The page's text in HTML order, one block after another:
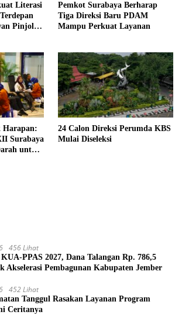
Literasi
Pinjol
Pemkot Surabaya Berharap
Tiga Direksi Baru PDAM
Mampu Perkuat Layanan
Harapan:
Surabaya
untuk
24 Calon Direksi Perumda KBS
Mulai Diseleksi
456 Lihat
PPAS 2027, Dana Talangan Rp. 786,5
Akselerasi Pembagunan Kabupaten Jember
452 Lihat
Tanggul Rasakan Layanan Program
Ceritanya